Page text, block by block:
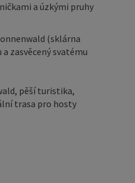
a úzkými pruhy
(sklárna
zasvěcený svatému
pěší turistika,
trasa pro hosty